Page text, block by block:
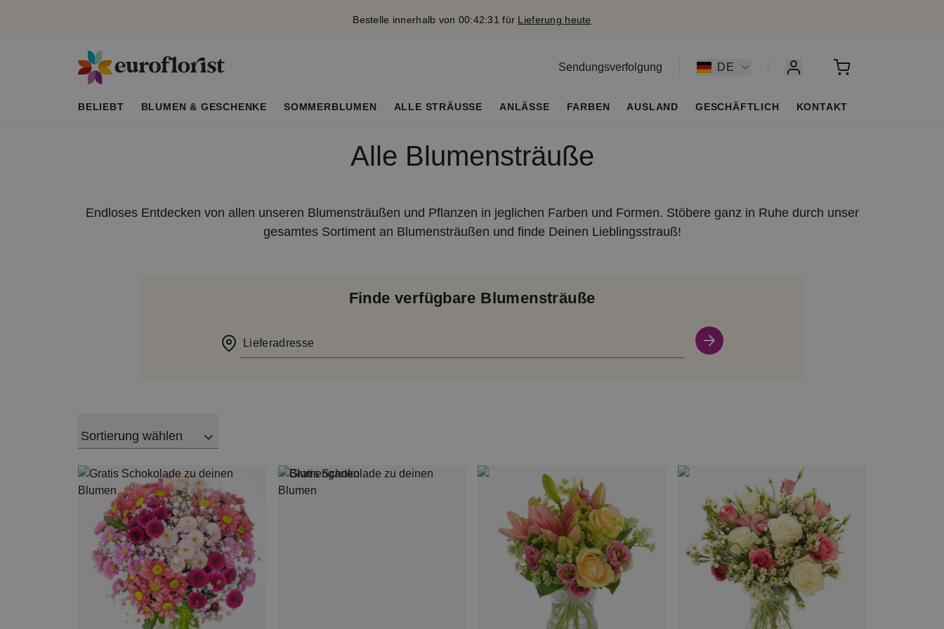
Bestelle innerhalb von 00:42:30 für Lieferung heute
Sendungsverfolgung DE
BELIEBT BLUMEN & GESCHENKE SOMMERBLUMEN ALLE STRÄUSSE ANLÄSSE FARBEN AUSLAND GESCHÄFTLICH KONTAKT
Alle Blumensträuße
Endloses Entdecken von allen unseren Blumensträußen und Pflanzen in jeglichen Farben und Formen. Stöbere ganz in Ruhe durch unser
gesamtes Sortiment an Blumensträußen und finde Deinen Lieblingsstrauß!
Finde verfügbare Blumensträuße
Lieferadresse
Sortierung wählen